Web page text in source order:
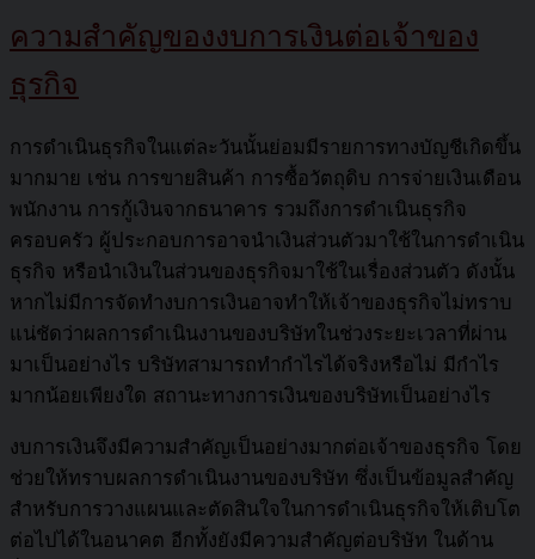
ความสำคัญของงบการเงินต่อเจ้าของ
ธุรกิจ
การดำเนินธุรกิจในแต่ละวันนั้นย่อมมีรายการทางบัญชีเกิดขึ้น
มากมาย เช่น การขายสินค้า การซื้อวัตถุดิบ การจ่ายเงินเดือน
พนักงาน การกู้เงินจากธนาคาร รวมถึงการดำเนินธุรกิจ
ครอบครัว ผู้ประกอบการอาจนำเงินส่วนตัวมาใช้ในการดำเนิน
ธุรกิจ หรือนำเงินในส่วนของธุรกิจมาใช้ในเรื่องส่วนตัว ดังนั้น
หากไม่มีการจัดทำงบการเงินอาจทำให้เจ้าของธุรกิจไม่ทราบ
แน่ชัดว่าผลการดำเนินงานของบริษัทในช่วงระยะเวลาที่ผ่าน
มาเป็นอย่างไร บริษัทสามารถทำกำไรได้จริงหรือไม่ มีกำไร
มากน้อยเพียงใด สถานะทางการเงินของบริษัทเป็นอย่างไร
งบการเงินจึงมีความสำคัญเป็นอย่างมากต่อเจ้าของธุรกิจ โดย
ช่วยให้ทราบผลการดำเนินงานของบริษัท ซึ่งเป็นข้อมูลสำคัญ
สำหรับการวางแผนและตัดสินใจในการดำเนินธุรกิจให้เติบโต
ต่อไปได้ในอนาคต อีกทั้งยังมีความสำคัญต่อบริษัท ในด้าน